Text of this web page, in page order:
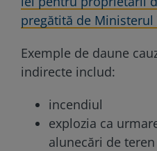
pregătită de
Exemple de daune
indirecte includ:
incendiul
explozia ca
alunecări de teren